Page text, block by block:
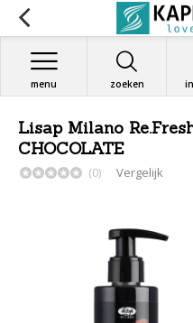
zoeken
menu
Lisap Milano
CHOCOLATE
(0) Vergelijk